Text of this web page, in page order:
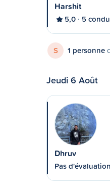
Harshit
5,0 5
S 1 personne
Jeudi 6 Août
Dhruv
Pas